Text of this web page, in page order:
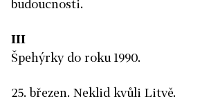
budoucnosti.
III
Špehýrky do roku 1990.
25. březen. Neklid kvůli Litvě.